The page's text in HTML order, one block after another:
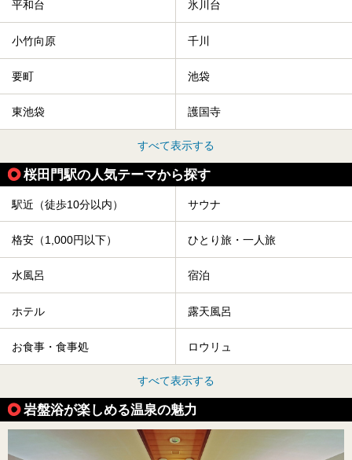
平和台 氷川台
小竹向原 千川
要町 池袋
東池袋 護国寺
すべて表示する
桜田門駅の人気テーマから探す
駅近（徒歩10分以内） サウナ
格安（1,000円以下） ひとり旅・一人旅
水風呂 宿泊
ホテル 露天風呂
お食事・食事処 ロウリュ
すべて表示する
岩盤浴が楽しめる温泉の魅力